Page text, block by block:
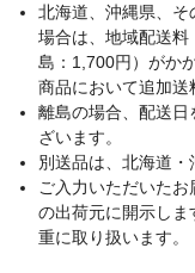
北海道、沖縄県、そ
場合は、地域配送
島：1,700円）がか
商品において追加送
離島の場合、配送
ざいます。
別送品は、北海道・
ご入力いただいた
の出荷元に開示し
重に取り扱います。